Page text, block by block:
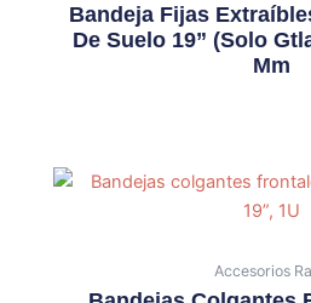
Bandeja Fijas
De Suelo 19” (solo
Mm
Accesorios